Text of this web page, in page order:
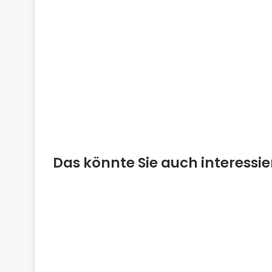
Das könnte Sie auch